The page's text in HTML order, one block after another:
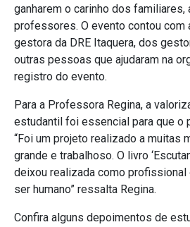
ganharem o carinho dos
professores. O evento contou com
gestora da DRE Itaquera, dos
outras pessoas que ajudaram na
registro do evento.
Para a Professora Regina, a
estudantil foi essencial para que o
“Foi um projeto realizado a muitas
grande e trabalhoso. O livro
deixou realizada como profissional
ser humano” ressalta Regina.
Confira alguns depoimentos de